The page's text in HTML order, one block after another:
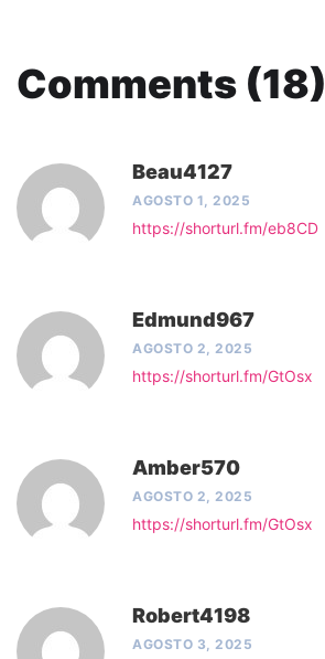
Comments (18)
Beau4127
AGOSTO 1, 2025
https://shorturl.fm/eb8CD
Edmund967
AGOSTO 2, 2025
https://shorturl.fm/GtOsx
Amber570
AGOSTO 2, 2025
https://shorturl.fm/GtOsx
Robert4198
AGOSTO 3, 2025